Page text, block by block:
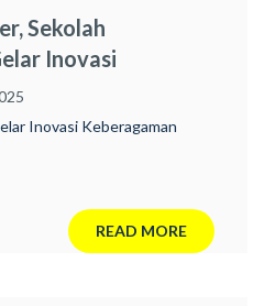
Sekolah
Inovasi
Inovasi Keberagaman
READ MORE